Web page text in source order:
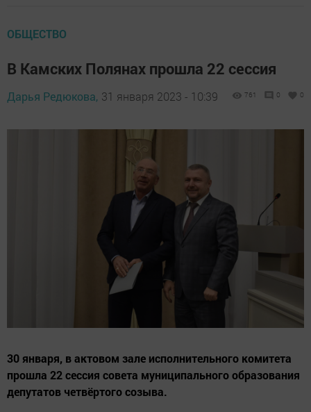
ОБЩЕСТВО
В Камских Полянах прошла 22 сессия
Дарья Редюкова, 31 января 2023 - 10:39 761 0 0
30 января, в актовом зале исполнительного комитета
прошла 22 сессия совета муниципального образования
депутатов четвёртого созыва.